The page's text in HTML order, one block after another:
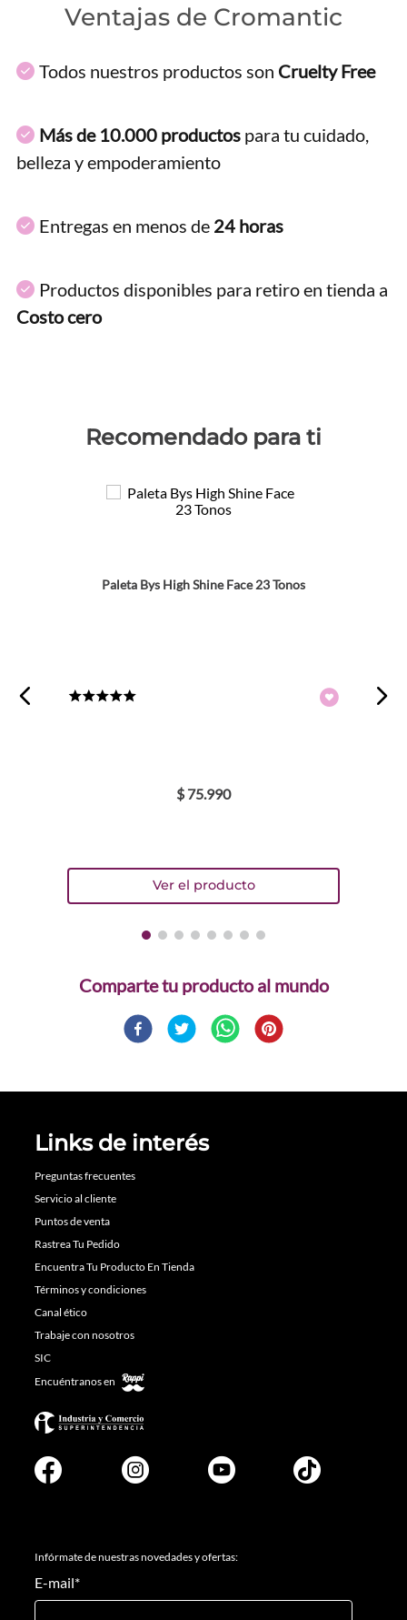
Ventajas de Cromantic
Todos nuestros productos son Cruelty Free
Más de 10.000 productos para tu cuidado,
belleza y empoderamiento
Entregas en menos de 24 horas
Productos disponibles para retiro en tienda a
Costo cero
Recomendado para ti
Paleta Bys High Shine Face 23 Tonos
$ 75.990
Comparte
Links de interés
Preguntas frecuentes
Servicio al cliente
Puntos de venta
Rastrea Tu Pedido
Encuentra Tu Producto En Tienda
Términos y condiciones
Canal ético
Trabaje con nosotros
SIC
Encuéntranos en
Infórmate de nuestras novedades y ofertas:
E-mail*